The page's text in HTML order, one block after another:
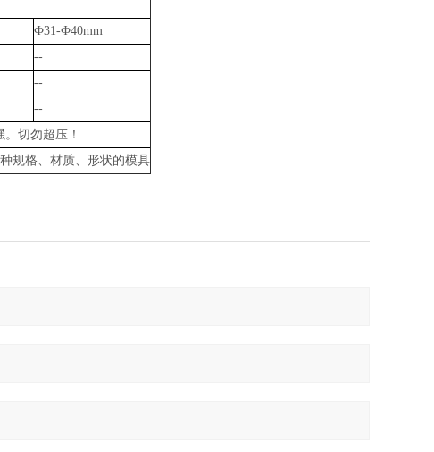
Ф31-Ф40mm
--
--
--
切勿超压！
规格、材质、形状的模具